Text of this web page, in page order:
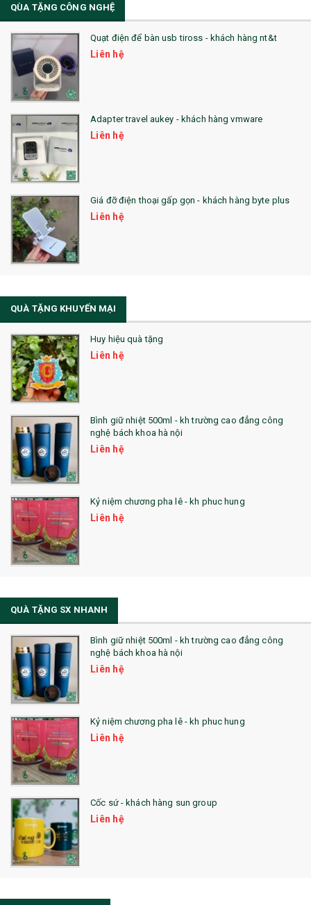
36. QUẠT NHỰA QUẢNG CÁO
QUÀ TẶNG KHUYẾN MẠI
QUÀ TẶNG SX NHANH
QUÀ TẶNG HỘI THẢO
QUÀ TẶNG CÔNG NGHỆ
SẢN PHẨM ĐÃ THỰC HIỆN
QUÀ TẶNG SỨC KHỎE
SẢN PHẨM MỚI 2021
Sổ Sạc Đa Năng
La Fonte
QÙA TẶNG CÔNG NGHỆ
Quạt điện để bàn usb tiross - khách hàng nt&t
Liên hệ
Adapter travel aukey - khách hàng vmware
Liên hệ
Giá đỡ điện thoại gấp gọn - khách hàng byte plus
Liên hệ
QUÀ TẶNG KHUYẾN MẠI
Huy hiệu quà tặng
Liên hệ
Bình giữ nhiệt 500ml - kh trường cao đẳng công
nghệ bách khoa hà nội
Liên hệ
Kỷ niệm chương pha lê - kh phuc hung
Liên hệ
QUÀ TẶNG SX NHANH
Bình giữ nhiệt 500ml - kh trường cao đẳng công
nghệ bách khoa hà nội
Liên hệ
Kỷ niệm chương pha lê - kh phuc hung
Liên hệ
Cốc sứ - khách hàng sun group
Liên hệ